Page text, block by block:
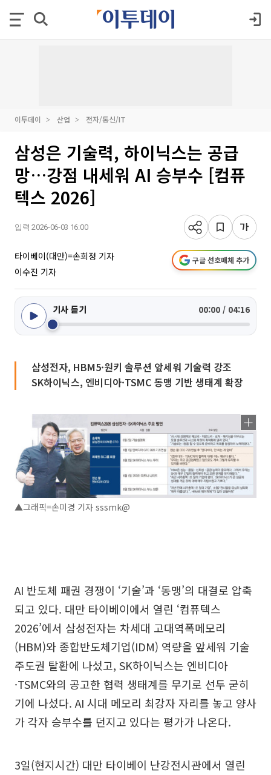
이투데이 산업 전자/통신/IT
삼성은 기술력, 하이닉스는 공급
망…강점 내세워 AI 승부수 [컴퓨
텍스 2026]
입력 2026-06-03 16:00
타이베이(대만)=손희정 기자
이수진 기자
구글 선호매체 추가
기사 듣기 00:00 / 04:16
삼성전자, HBM5·원키 솔루션 앞세워 기술력 강조
SK하이닉스, 엔비디아·TSMC 동맹 기반 생태계 확장
▲그래픽=손미경 기자 sssmk@
AI 반도체 패권 경쟁이 ‘기술’과 ‘동맹’의 대결로 압축
되고 있다. 대만 타이베이에서 열린 ‘컴퓨텍스
2026’에서 삼성전자는 차세대 고대역폭메모리
(HBM)와 종합반도체기업(IDM) 역량을 앞세워 기술
주도권 탈환에 나섰고, SK하이닉스는 엔비디아
·TSMC와의 공고한 협력 생태계를 무기로 선두 굳히
기에 나섰다. AI 시대 메모리 최강자 자리를 놓고 양사
가 각자 승부수를 던지고 있다는 평가가 나온다.
3일(현지시간) 대만 타이베이 난강전시관에서 열린